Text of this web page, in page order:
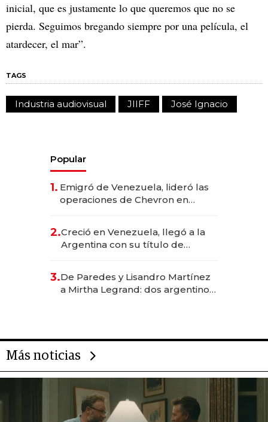
inicial, que es justamente lo que queremos que no se
pierda. Seguimos bregando siempre por una película, el
atardecer, el mar”.
TAGS
Industria audiovisual JIIFF José Ignacio
Popular
1. Emigró de Venezuela, lideró las
operaciones de Chevron en
2.Creció en Venezuela, llegó a la
Argentina con su título de
las marcas "fast premium"
3.De Paredes y Lisandro Martínez
a Mirtha Legrand: dos argentinos
Más noticias